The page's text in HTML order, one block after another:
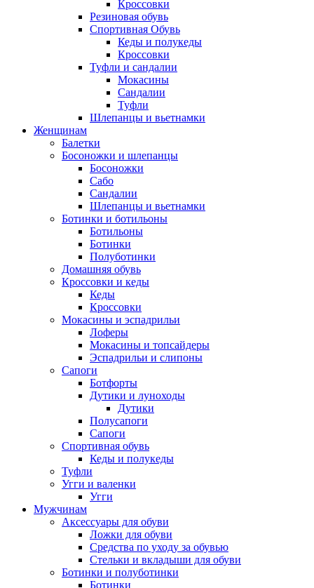
Кроссовки
Резиновая обувь
Спортивная Обувь
Кеды и полукеды
Кроссовки
Туфли и сандалии
Мокасины
Сандалии
Туфли
Шлепанцы и вьетнамки
Женщинам
Балетки
Босоножки и шлепанцы
Босоножки
Сабо
Сандалии
Шлепанцы и вьетнамки
Ботинки и ботильоны
Ботильоны
Ботинки
Полуботинки
Домашняя обувь
Кроссовки и кеды
Кеды
Кроссовки
Мокасины и эспадрильи
Лоферы
Мокасины и топсайдеры
Эспадрильи и слипоны
Сапоги
Ботфорты
Дутики и луноходы
Дутики
Полусапоги
Сапоги
Спортивная обувь
Кеды и полукеды
Туфли
Угги и валенки
Угги
Мужчинам
Аксессуары для обуви
Ложки для обуви
Средства по уходу за обувью
Стельки и вкладыши для обуви
Ботинки и полуботинки
Ботинки